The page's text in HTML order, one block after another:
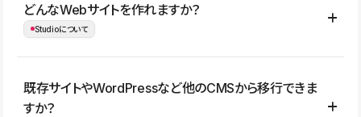
どんなWebサイトを作れますか？
Studioについて
コーポレートサイト、サービスサイト、LP、採用サイト、ブロ
グ・メディア、イベントサイト、店舗・商品紹介サイト、ポートフ
既存サイトやWordPressなど他のCMSから移行できま
すか？